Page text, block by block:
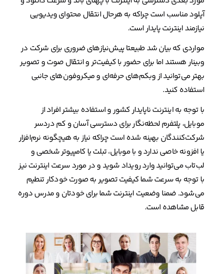
آپلود مناسب است چراکه به هرحال انتقال محتوای ویدیویی
نیازمند اینترنت پایدار است.
مواردی که بیان شد طبیعتا پیش‌نیازهای ضروری برای شرکت در
وبینار هستند اما برای حضور با کیفیت‌تر و انتقال صوت و تصویر
بهتر می‌توانید از وبکم‌های حرفه‌ای و میکروفون‌های جانبی
استفاده کنید.
با توجه به اینترنت ناپایدار کشور و استفاده بیشتر افراد از
موبایل، پلتفرم لحظه‌نگار برای دسترسی آسان و کم دردسر
شرکت‌کنندگان بهینه شده است چراکه نیاز به هیچگونه نرم‌افزار
یا افزونه خاصی ندارد و با موبایل، تبلت یا کامپیوتر شخصی و
لب‌تاب می‌توانید وارد رویداد شوید و در مورد سرعت اینترنت نیز
با توجه به سرعت شما کیفیت تصویر به صورت خودکار تنطیم
می‌شود. ضمنا وضعیت اینترنت شما برای خودتان و مدرس دوره
قابل مشاهده است.